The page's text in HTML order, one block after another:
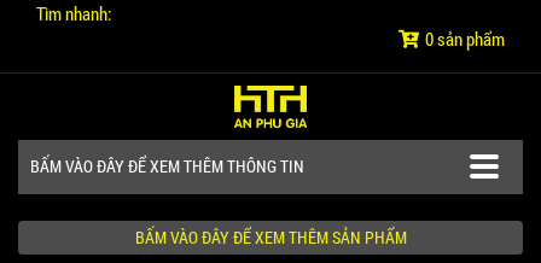
Tìm nhanh:
0 sản phẩm
BẤM VÀO ĐÂY ĐỂ XEM THÊM THÔNG TIN
BẤM VÀO ĐÂY ĐỂ XEM THÊM SẢN PHẨM